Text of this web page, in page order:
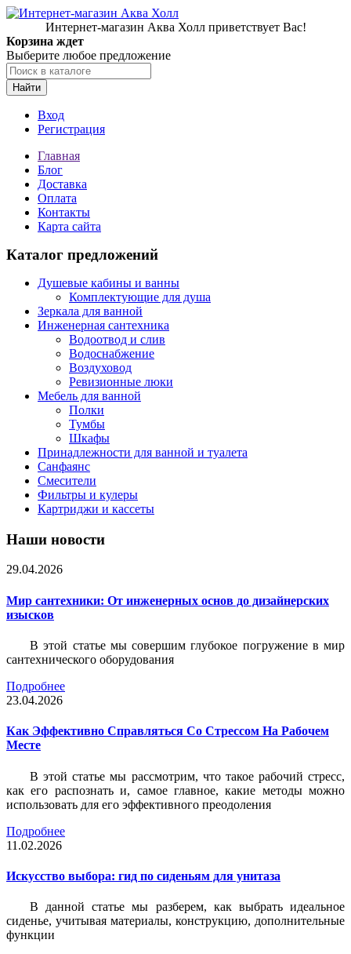
Интернет-магазин Аква Холл приветствует Вас!
Корзина ждет
Выберите любое предложение
Найти
Вход
Регистрация
Главная
Блог
Доставка
Оплата
Контакты
Карта сайта
Каталог предложений
Душевые кабины и ванны
Комплектующие для душа
Зеркала для ванной
Инженерная сантехника
Водоотвод и слив
Водоснабжение
Воздуховод
Ревизионные люки
Мебель для ванной
Полки
Тумбы
Шкафы
Принадлежности для ванной и туалета
Санфаянс
Смесители
Фильтры и кулеры
Картриджи и кассеты
Наши новости
29.04.2026
Мир сантехники: От инженерных основ до дизайнерских
изысков
В этой статье мы совершим глубокое погружение в мир
сантехнического оборудования
Подробнее
23.04.2026
Как Эффективно Справляться Со Стрессом На Рабочем
Месте
В этой статье мы рассмотрим, что такое рабочий стресс,
как его распознать и, самое главное, какие методы можно
использовать для его эффективного преодоления
Подробнее
11.02.2026
Искусство выбора: гид по сиденьям для унитаза
В данной статье мы разберем, как выбрать идеальное
сиденье, учитывая материалы, конструкцию, дополнительные
функции